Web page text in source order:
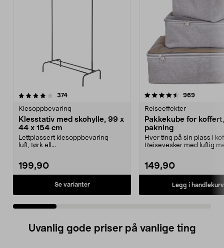
374anmeldelser
Klesoppbevaring
Klesstativ med skohylle, 99 x
44 x 154 cm
Lettplassert klesoppbevaring –
luft, tørk ell...
199,90
Se varianter
4.5 av 5 stjerner 969
Reiseeffekter
Pakkekube for
pakning
Hver ting på sin plass i
Reisevesker med luftig
149,90
Legg i handlekurv
4.5 av 5 stjerner
Uvanlig gode priser på vanlige ting